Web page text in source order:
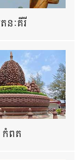
នៈគីរី
កំពត